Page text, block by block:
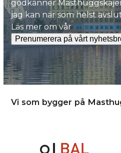
Jag vill ta emot
godkänner
jag kan när som helst
Läs mer om vår